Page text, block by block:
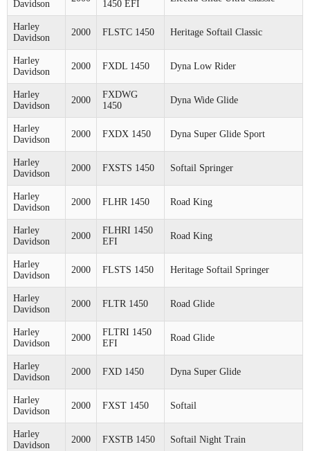
Davidson
1450 EFI
Harley
Davidson
2000 FLSTC 1450 Heritage Softail Classic
Harley
Davidson
2000 FXDL 1450 Dyna Low Rider
Harley
Davidson
2000
FXDWG
1450
Dyna Wide Glide
Harley
Davidson
2000 FXDX 1450 Dyna Super Glide Sport
Harley
Davidson
2000 FXSTS 1450 Softail Springer
Harley
Davidson
2000 FLHR 1450 Road King
Harley
Davidson
2000
FLHRI 1450
EFI
Road King
Harley
Davidson
2000 FLSTS 1450 Heritage Softail Springer
Harley
Davidson
2000 FLTR 1450 Road Glide
Harley
Davidson
2000
FLTRI 1450
EFI
Road Glide
Harley
Davidson
2000 FXD 1450 Dyna Super Glide
Harley
Davidson
2000 FXST 1450 Softail
Harley
Davidson
2000 FXSTB 1450 Softail Night Train